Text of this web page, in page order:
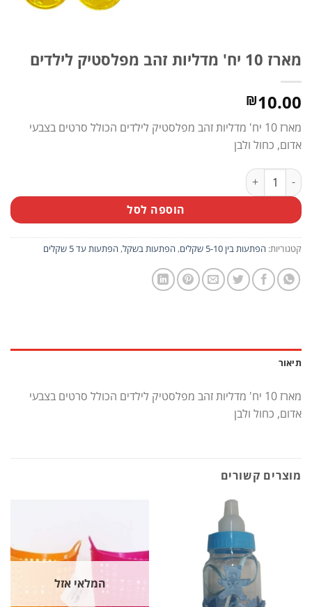
מארז 10 יח' מדליות זהב מפלסטיק לילדים
₪10.00
מארז 10 יח' מדליות זהב מפלסטיק לילדים הכולל סרטים בצבעי
אדום, כחול ולבן
כמות של מארז 10 יח' מדליות זהב מפלסטיק לילדים
הוספה לסל
קטגוריות: הפתעות בין 5-10 שקלים , הפתעות בשקל, הפתעות עד 5 שקלים
תיאור
מארז 10 יח' מדליות זהב מפלסטיק לילדים הכולל סרטים בצבעי
אדום, כחול ולבן
מוצרים קשורים
המלאי אזל